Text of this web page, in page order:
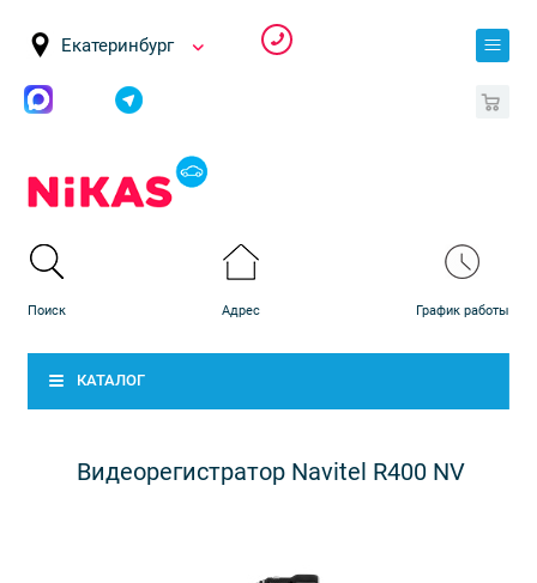
Екатеринбург
КАТАЛОГ
Видеорегистратор Navitel R400 NV